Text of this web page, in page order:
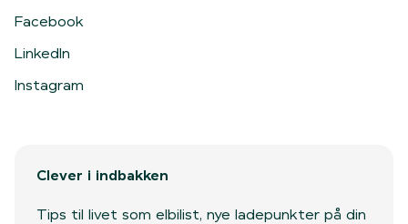
Facebook
LinkedIn
Instagram
Clever i indbakken
Tips til livet som elbilist, nye ladepunkter på din